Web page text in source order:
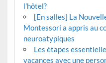
l’hôtel?
[En salles] La
Montessori a appris au
neuroatypiques
Les étapes
vacances avec une